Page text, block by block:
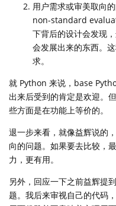
用户需求或审美取向
non-standard
下背后的设计会发现
会发展出来的东西。
求。
就 Python 来说，base
出来后受到的肯定是欢迎。
些方面是在功能上等价的。
退一步来看，就像益辉说的
向的问题。如果要去比较，
力，更有用。
另外，回应一下之前益辉提
题。我后来审视自己的代码